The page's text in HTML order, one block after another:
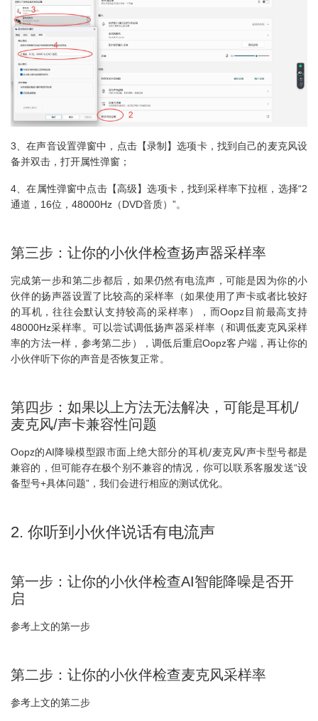
3、在声音设置弹窗中，点击【录制】选项卡，找到自己的麦克风设
备并双击，打开属性弹窗；
4、在属性弹窗中点击【高级】选项卡，找到采样率下拉框，选择“2
通道，16位，48000Hz（DVD音质）”。
第三步：让你的小伙伴检查扬声器采样率
完成第一步和第二步都后，如果仍然有电流声，可能是因为你的小
伙伴的扬声器设置了比较高的采样率（如果使用了声卡或者比较好
的耳机，往往会默认支持较高的采样率），而Oopz目前最高支持
48000Hz采样率。可以尝试调低扬声器采样率（和调低麦克风采样
率的方法一样，参考第二步），调低后重启Oopz客户端，再让你的
小伙伴听下你的声音是否恢复正常。
第四步：如果以上方法无法解决，可能是耳机/
麦克风/声卡兼容性问题
Oopz的AI降噪模型跟市面上绝大部分的耳机/麦克风/声卡型号都是
兼容的，但可能存在极个别不兼容的情况，你可以联系客服发送“设
备型号+具体问题”，我们会进行相应的测试优化。
2. 你听到小伙伴说话有电流声
第一步：让你的小伙伴检查AI智能降噪是否开
启
参考上文的第一步
第二步：让你的小伙伴检查麦克风采样率
参考上文的第二步